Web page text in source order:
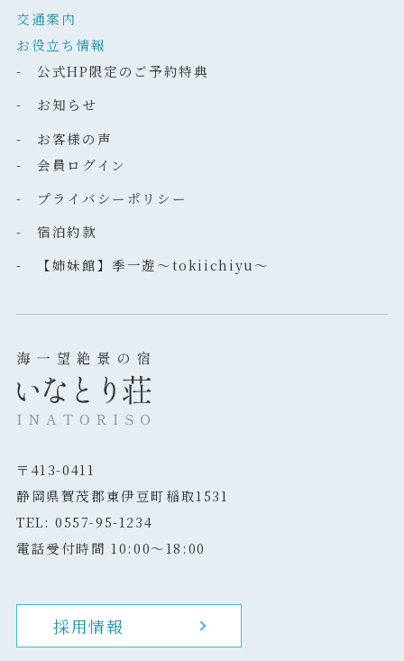
交通案内
お役立ち情報
- 公式HP限定のご予約特典
- お知らせ
- お客様の声
- 会員ログイン
- プライバシーポリシー
- 宿泊約款
- 【姉妹館】季一遊～tokiichiyu～
〒413-0411
静岡県賀茂郡東伊豆町稲取1531
TEL: 0557-95-1234
電話受付時間 10:00～18:00
採用情報